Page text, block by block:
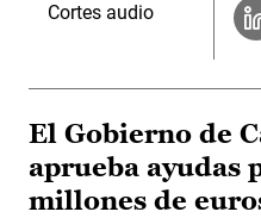
Cortes audio
El Gobierno de
aprueba ayudas
millones de